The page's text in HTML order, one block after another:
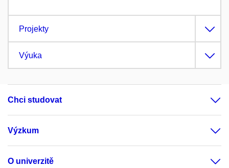
Projekty
Výuka
Chci studovat
Výzkum
O univerzitě